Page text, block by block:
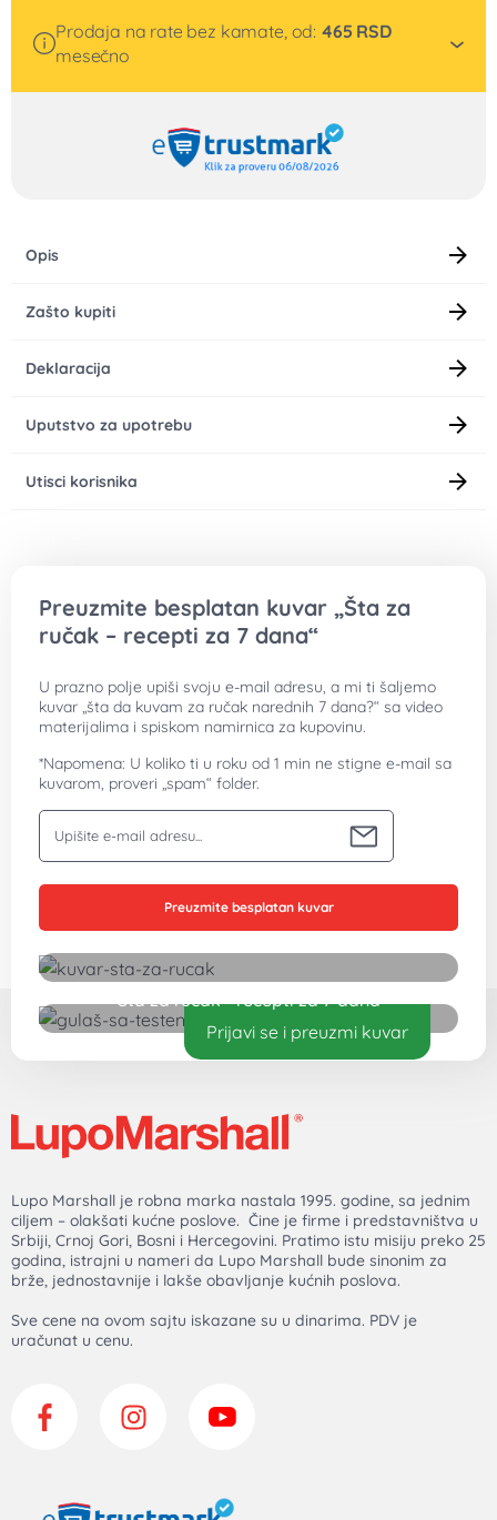
Prodaja na rate bez kamate, od: 465 RSD
mesečno
Opis
Zašto kupiti
Deklaracija
Uputstvo za upotrebu
Utisci korisnika
Preuzmite besplatan kuvar „Šta za
ručak – recepti za 7 dana“
U prazno polje upiši svoju e-mail adresu, a mi ti šaljemo
kuvar „šta da kuvam za ručak narednih 7 dana?“ sa video
materijalima i spiskom namirnica za kupovinu.
*Napomena: U koliko ti u roku od 1 min ne stigne e-mail sa
kuvarom, proveri „spam“ folder.
Preuzmite besplatan kuvar
Prijavi se i preuzmi kuvar
Šta za ručak - recepti za 7 dana
Lupo Marshall je robna marka nastala 1995. godine, sa jednim
ciljem – olakšati kućne poslove. Čine je firme i predstavništva u
Srbiji, Crnoj Gori, Bosni i Hercegovini. Pratimo istu misiju preko 25
godina, istrajni u nameri da Lupo Marshall bude sinonim za
brže, jednostavnije i lakše obavljanje kućnih poslova.
Sve cene na ovom sajtu iskazane su u dinarima. PDV je
uračunat u cenu.